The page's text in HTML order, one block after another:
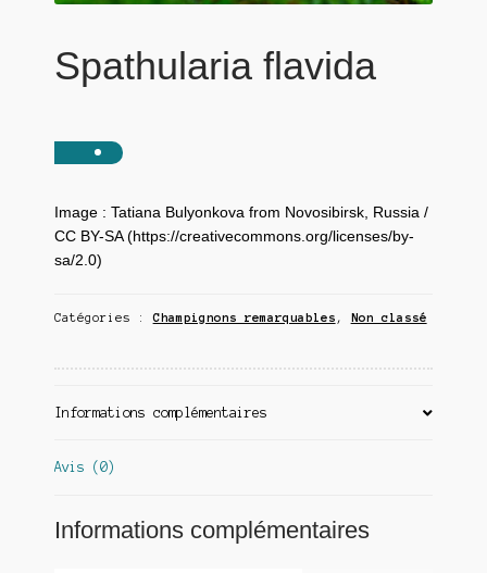
Spathularia flavida
Image : Tatiana Bulyonkova from Novosibirsk, Russia /
CC BY-SA (https://creativecommons.org/licenses/by-
sa/2.0)
Catégories :Champignons remarquables , Non classé
Informations complémentaires
Avis (0)
Informations complémentaires